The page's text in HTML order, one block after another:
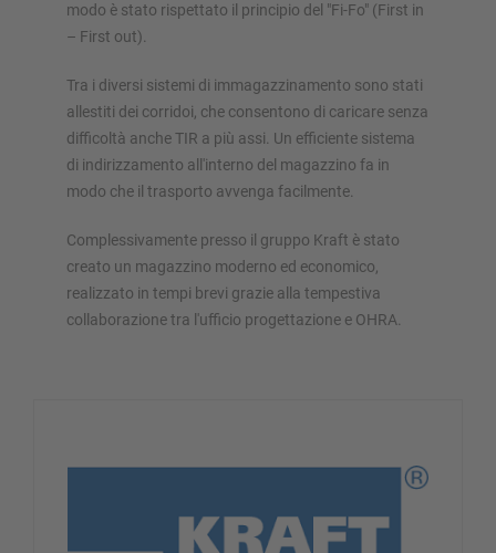
modo è stato rispettato il principio del "Fi-Fo" (First in
– First out).
Tra i diversi sistemi di immagazzinamento sono stati
allestiti dei corridoi, che consentono di caricare senza
difficoltà anche TIR a più assi. Un efficiente sistema
di indirizzamento all'interno del magazzino fa in
modo che il trasporto avvenga facilmente.
Complessivamente presso il gruppo Kraft è stato
creato un magazzino moderno ed economico,
realizzato in tempi brevi grazie alla tempestiva
collaborazione tra l'ufficio progettazione e OHRA.